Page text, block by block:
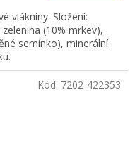
vlákniny. Složení:
(10% mrkev),
semínko), minerální
Kód: 7202-422353